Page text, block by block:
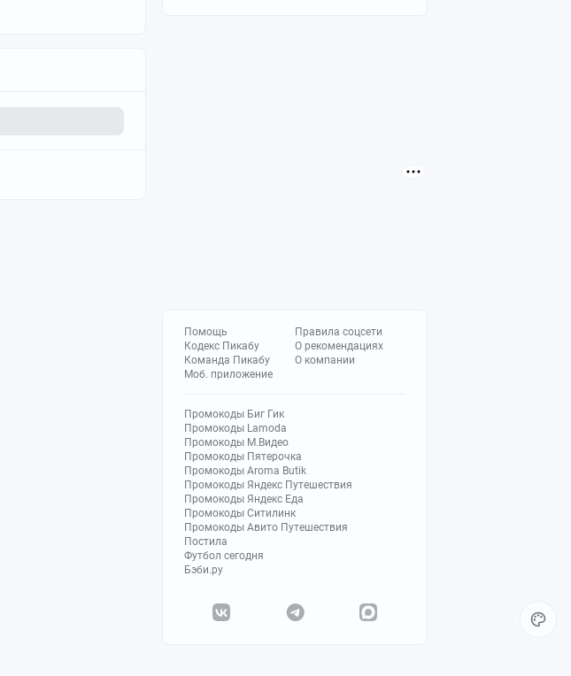
Помощь
Кодекс Пикабу
Команда Пикабу
Моб. приложение
Правила соцсети
О рекомендациях
О компании
Промокоды Биг Гик
Промокоды Lamoda
Промокоды М.Видео
Промокоды Пятерочка
Промокоды Aroma Butik
Промокоды Яндекс Путешествия
Промокоды Яндекс Еда
Промокоды Ситилинк
Промокоды Авито Путешествия
Постила
Футбол сегодня
Бэби.ру